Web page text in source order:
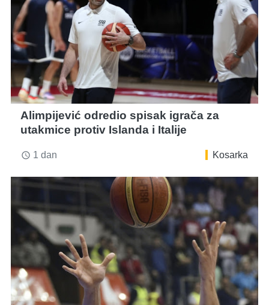
Alimpijević odredio spisak igrača za
utakmice protiv Islanda i Italije
access_time 1 dan Kosarka